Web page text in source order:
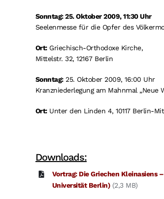
Sonntag: 25. Oktober 2009, 11:30 Uhr
Seelenmesse für die Opfer des
Ort:Griechisch-Orthodoxe Kirche,
Mittelstr. 32, 12167 Berlin
Sonntag:25. Oktober 2009, 16:00 Uhr
Kranzniederlegung am Mahnmal „Neue
Ort:Unter den Linden 4, 10117 Berlin-
Downloads:
Vortrag: Die Griechen Kleinasiens
Universität Berlin)(2,3 MB)